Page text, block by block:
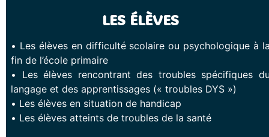
LES ÉLÈVES
• Les élèves en difficulté scolaire ou psychologique à
fin de l’école primaire
• Les élèves rencontrant des troubles spécifiques
langage et des apprentissages (« troubles DYS »)
• Les élèves en situation de handicap
• Les élèves atteints de troubles de la santé